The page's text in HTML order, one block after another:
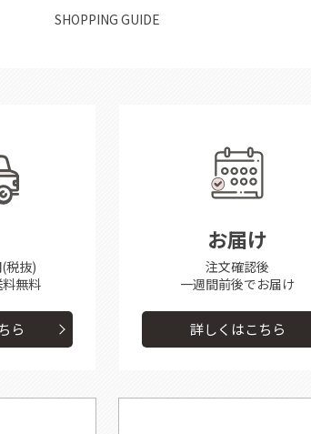
SHOPPING GUIDE
税抜)
無料
ら
お届け
注文確認後
一週間前後でお届け
詳しくはこちら